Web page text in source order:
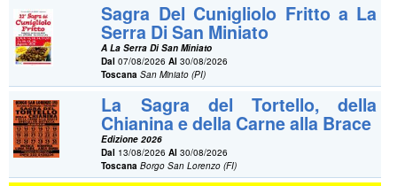
Sagra Del Cunigliolo Fritto a La
Serra Di San Miniato
A La Serra Di San Miniato
Dal 07/08/2026Al 30/08/2026
Toscana San Miniato (PI)
La Sagra del Tortello, della
Chianina e della Carne alla Brace
Edizione 2026
Dal 13/08/2026Al 30/08/2026
Toscana Borgo San Lorenzo (FI)